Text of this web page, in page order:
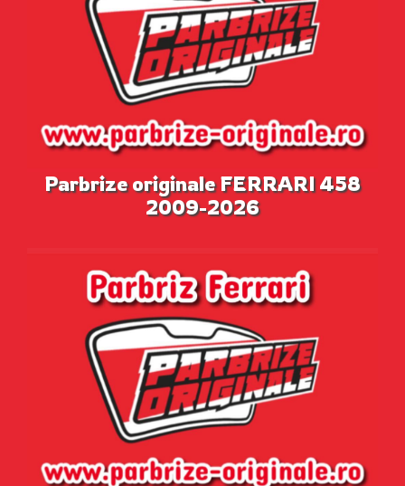
Parbrize originale FERRARI 458
2009-2026